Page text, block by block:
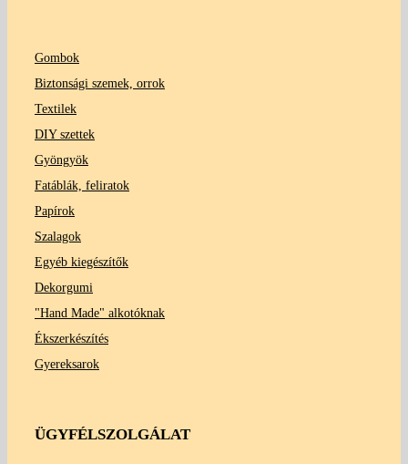
Gombok
Biztonsági szemek, orrok
Textilek
DIY szettek
Gyöngyök
Fatáblák, feliratok
Papírok
Szalagok
Egyéb kiegészítők
Dekorgumi
"Hand Made" alkotóknak
Ékszerkészítés
Gyereksarok
ÜGYFÉLSZOLGÁLAT